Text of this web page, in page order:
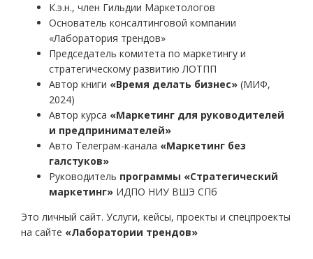
К.э.н., член Гильдии Маркетологов
Основатель консалтинговой компании
«Лаборатория трендов»
Председатель комитета по маркетингу и
стратегическому развитию ЛОТПП
Автор книги «Время делать бизнес» (МИФ,
2024)
Автор курса «Маркетинг для руководителей
и предпринимателей»
Авто Телеграм-канала «Маркетинг без
галстуков»
Руководитель программы «Стратегический
маркетинг» ИДПО НИУ ВШЭ СПб
Это личный сайт. Услуги, кейсы, проекты и спецпроекты
на сайте «Лаборатории трендов»